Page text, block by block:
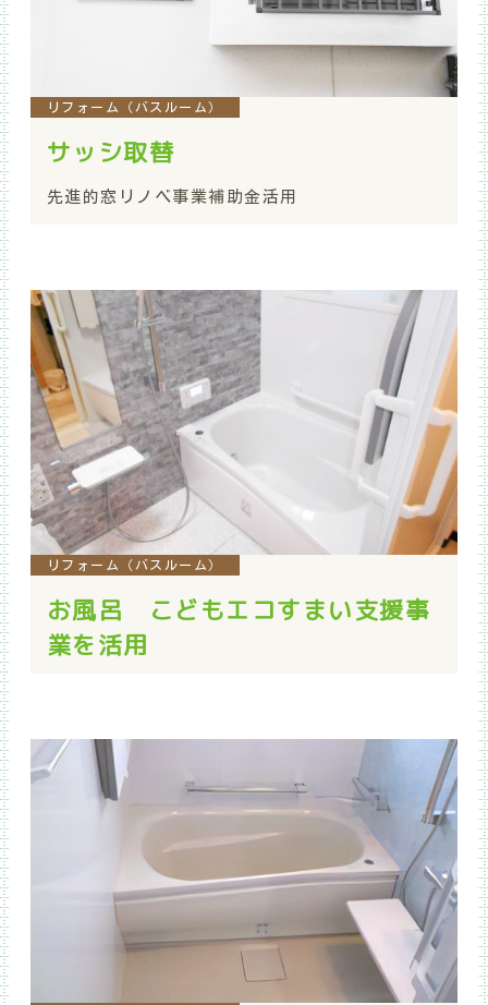
サッシ取替
先進的窓リノベ事業補助金活用
リフォーム（バスルーム）
お風呂 こどもエコすまい支援事
業を活用
リフォーム（バスルーム）